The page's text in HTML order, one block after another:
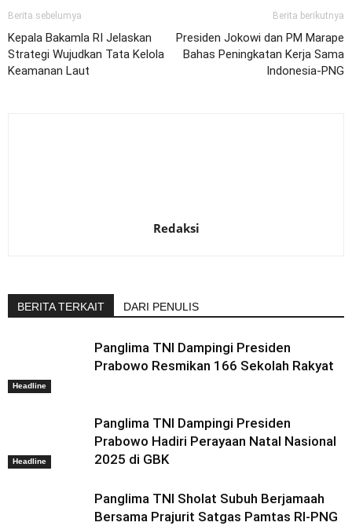
Berita sebelumya
Kepala Bakamla RI Jelaskan
Strategi Wujudkan Tata Kelola
Keamanan Laut
Berita berikutnya
Presiden Jokowi dan PM Marape
Bahas Peningkatan Kerja Sama
Indonesia-PNG
Redaksi
BERITA TERKAIT DARI PENULIS
Headline
Panglima TNI Dampingi Presiden
Prabowo Resmikan 166 Sekolah Rakyat
Headline
Panglima TNI Dampingi Presiden
Prabowo Hadiri Perayaan Natal Nasional
2025 di GBK
Panglima TNI Sholat Subuh Berjamaah
Bersama Prajurit Satgas Pamtas RI-PNG